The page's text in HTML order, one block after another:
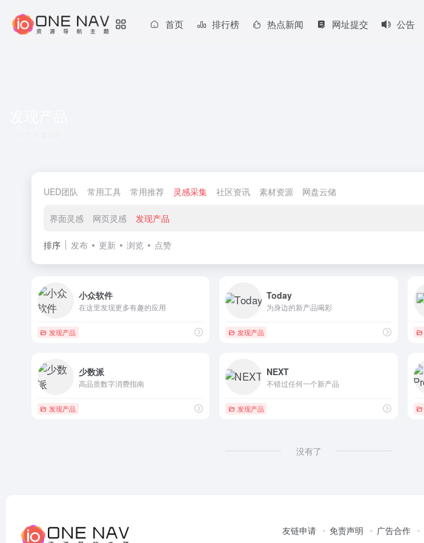
首页 排行榜 热点新闻 网址提交 公告
UED团队 常用工具 常用推荐 灵感采集 社区资讯 素材资源 网盘云储
界面灵感 网页灵感 发现产品
排序 发布 更新 浏览 点赞
小众软件
在这里发现更多有趣的应用
发现产品
Today
为身边的新产品喝彩
发现产品
少数派
高品质数字消费指南
发现产品
NEXT
不错过任何一个新产品
发现产品
没有了
友链申请 免责声明 广告合作